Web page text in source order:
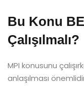
Bu Konu
Çalışılmalı?
MPI konusunu
anlaşılması